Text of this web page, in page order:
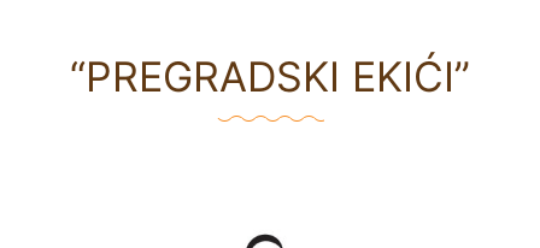
“PREGRADSKI EKIĆI”